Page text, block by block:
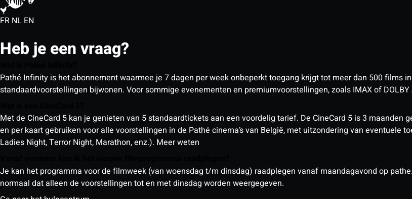
FR NL EN
Heb je een vraag?
Pathé Infinity is het abonnement waarmee je 7 dagen per week onbeperkt toegang krijgt tot meer dan 500 films
standaardvoorstellingen bijwonen. Voor sommige evenementen en premiumvoorstellingen, zoals IMAX of
Met de CineCard 5 kan je genieten van 5 standaardtickets aan een voordelig tarief. De CineCard 5 is 3
en per kaart gebruiken voor alle voorstellingen in de Pathé cinema’s van België, met uitzondering van eventuele
Ladies Night, Terror Night, Marathon, enz.). Meer weten
Je kan het programma voor de filmweek (van woensdag t/m dinsdag) raadplegen vanaf maandagavond op
normaal dat alleen de voorstellingen tot en met dinsdag worden weergegeven.